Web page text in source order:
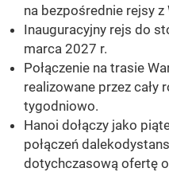
na bezpośrednie rejsy
Inauguracyjny rejs do
marca 2027 r.
Połączenie na trasie
realizowane przez
tygodniowo.
Hanoi dołączy jako
połączeń
dotychczasową ofertę